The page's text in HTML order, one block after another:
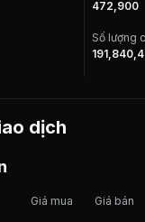
472,900
Số lượng
dịch
Giá mua Giá bán